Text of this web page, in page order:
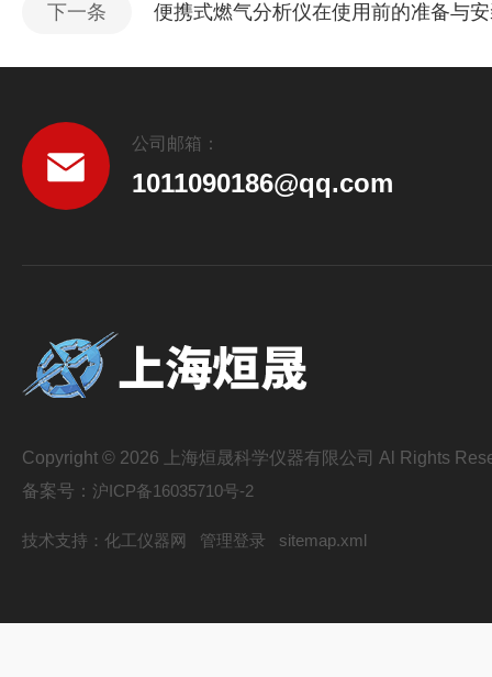
下一条 便携式燃气分析仪在使用前的准备与
公司邮箱：
1011090186@qq.com
Copyright © 2026 上海烜晟科学仪器有限公司 Al Rights
备案号： 沪ICP备16035710号-2
技术支持： 化工仪器网 管理登录 sitemap.xml